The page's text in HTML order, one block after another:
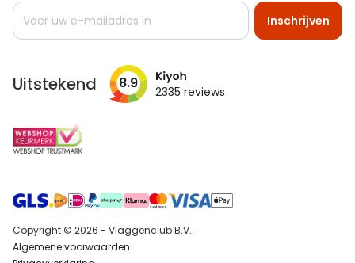
Abonneer
op
Inschrijven
Uitstekend 8.9 2335 reviews
Copyright © 2026 - Vlaggenclub B.V.
Algemene voorwaarden